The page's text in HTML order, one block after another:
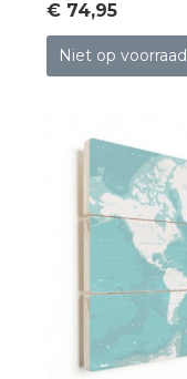
€ 74,95
Niet op voorraad